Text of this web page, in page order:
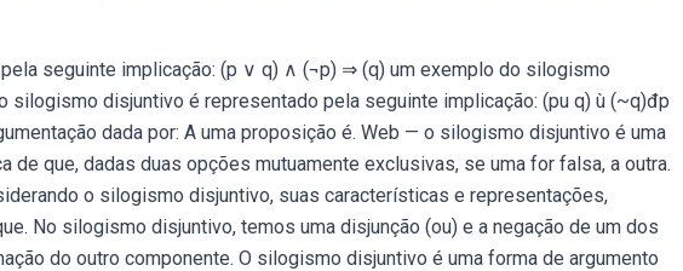
seguinte implicação: (p ∨ q) ∧ (¬p) ⇒ (q) um exemplo do silogismo
silogismo disjuntivo é representado pela seguinte implicação: (pu q) ù (~q)đp
dada por: A uma proposição é. Web — o silogismo disjuntivo é uma
de que, dadas duas opções mutuamente exclusivas, se uma for falsa, a outra.
o silogismo disjuntivo, suas características e representações,
No silogismo disjuntivo, temos uma disjunção (ou) e a negação de um dos
do outro componente. O silogismo disjuntivo é uma forma de argumento